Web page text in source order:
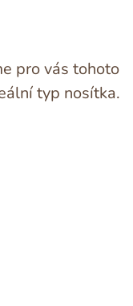
pro vás tohoto
typ nosítka.